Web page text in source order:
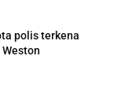
polis terkena